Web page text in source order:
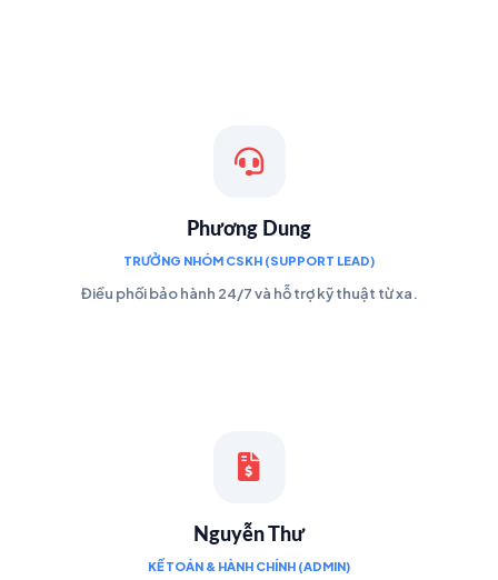
Phương Dung
TRƯỞNG NHÓM CSKH (SUPPORT LEAD)
Điều phối bảo hành 24/7 và hỗ trợ kỹ thuật từ xa.
Nguyễn Thư
KẾ TOÁN & HÀNH CHÍNH (ADMIN)